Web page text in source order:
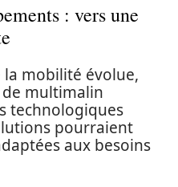
: vers une
la mobilité évolue,
de multimalin
technologiques
pourraient
aux besoins